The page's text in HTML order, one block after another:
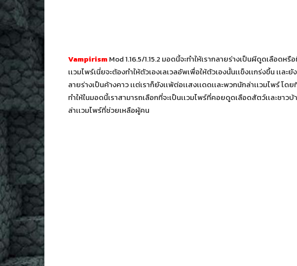
VampirismMod 1.16.5/1.15.2 มอดนี้จะทำให้เรากลายร่างเป็นผีดูดเลือดหรื
เเวมไพร์เนี่ยจะต้องทำให้ตัวเองเลเวลอัพเพื่อให้ตัวเองนั้นเเข็งเเกร่งขึ้น เเ
ลายร่างเป็นค้างคาว เเต่เราก็ยังเเพ้ต่อเเสงเเดดเเละพวกนักล่าเเวมไพร์ โด
ทำให้ในมอดนี้เราสามารถเลือกที่จะเป็นเเวมไพร์ที่คอยดูดเลือดสัตว์เเละชาวบ้
ล่าเเวมไพร์ที่ช่วยเหลือผู้คน